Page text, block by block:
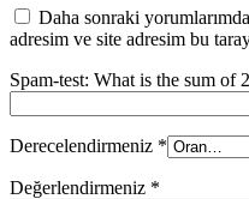
Daha sonraki
adresim ve site adresim bu
Spam-test: What is the sum of
Derecelendirmeniz *
Değerlendirmeniz *